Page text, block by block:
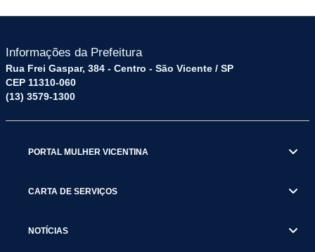
Informações da Prefeitura
Rua Frei Gaspar, 384 - Centro - São Vicente / SP
CEP 11310-060
(13) 3579-1300
PORTAL MULHER VICENTINA
CARTA DE SERVIÇOS
NOTÍCIAS